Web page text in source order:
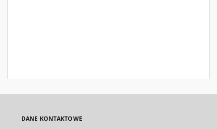
DANE KONTAKTOWE